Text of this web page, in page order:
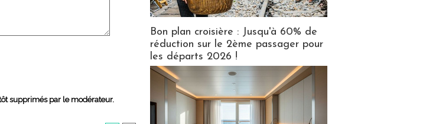
supprimés par le modérateur.
Bon plan croisière : Jusqu'à 60% de
réduction sur le 2ème passager pour
les départs 2026 !